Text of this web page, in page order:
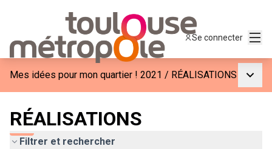
Se connecter
Mes idées pour mon quartier ! 2021 / RÉALISATIONS
RÉALISATIONS
Filtrer et rechercher